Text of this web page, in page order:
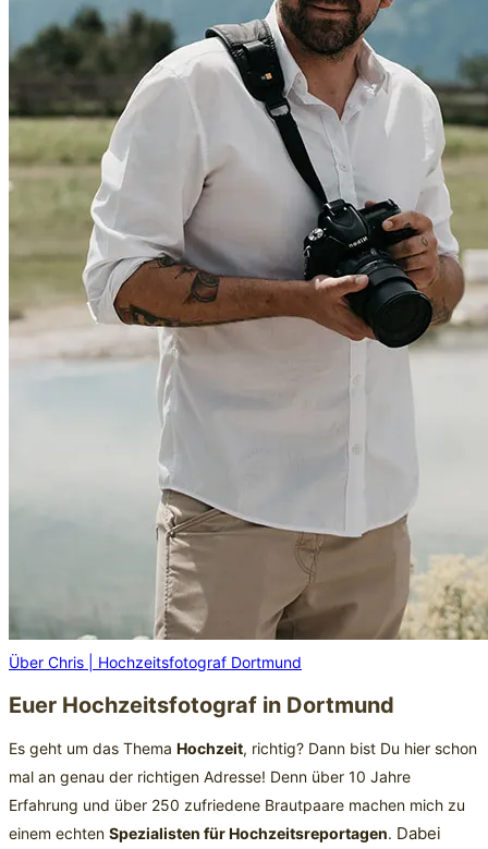
Über Chris | Hochzeitsfotograf Dortmund
Euer Hochzeitsfotograf in Dortmund
Es geht um das Thema Hochzeit, richtig? Dann bist Du hier schon
mal an genau der richtigen Adresse! Denn über 10 Jahre
Erfahrung und über 250 zufriedene Brautpaare machen mich zu
einem echten Spezialisten für Hochzeitsreportagen. Dabei